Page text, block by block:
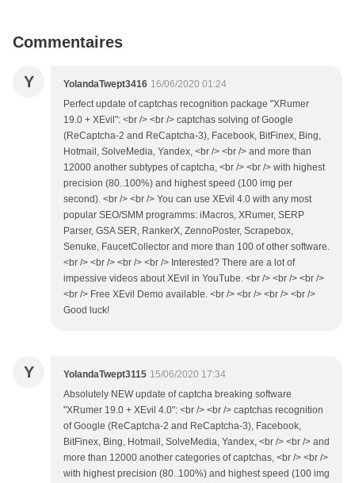
Commentaires
Y YolandaTwept3416 16/06/2020 01:24
Perfect update of captchas recognition package "XRumer
19.0 + XEvil": <br /> <br /> captchas solving of Google
(ReCaptcha-2 and ReCaptcha-3), Facebook, BitFinex, Bing,
Hotmail, SolveMedia, Yandex, <br /> <br /> and more than
12000 another subtypes of captcha, <br /> <br /> with highest
precision (80..100%) and highest speed (100 img per
second). <br /> <br /> You can use XEvil 4.0 with any most
popular SEO/SMM programms: iMacros, XRumer, SERP
Parser, GSA SER, RankerX, ZennoPoster, Scrapebox,
Senuke, FaucetCollector and more than 100 of other software.
<br /> <br /> <br /> <br /> Interested? There are a lot of
impessive videos about XEvil in YouTube. <br /> <br /> <br />
<br /> Free XEvil Demo available. <br /> <br /> <br /> <br />
Good luck!
Y YolandaTwept3115 15/06/2020 17:34
Absolutely NEW update of captcha breaking software
"XRumer 19.0 + XEvil 4.0": <br /> <br /> captchas recognition
of Google (ReCaptcha-2 and ReCaptcha-3), Facebook,
BitFinex, Bing, Hotmail, SolveMedia, Yandex, <br /> <br /> and
more than 12000 another categories of captchas, <br /> <br />
with highest precision (80..100%) and highest speed (100 img